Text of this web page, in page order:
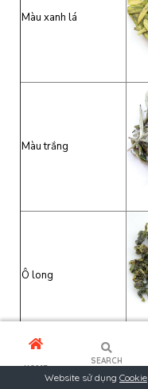
Màu xanh lá
Màu trắng
Ô long
HOME
SEARCH
Website sử dụng Cookie